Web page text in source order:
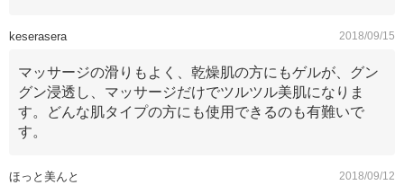
keserasera 2018/09/15
マッサージの滑りもよく、乾燥肌の方にもゲルが、グン
グン浸透し、マッサージだけでツルツル美肌になりま
す。どんな肌タイプの方にも使用できるのも有難いで
す。
ほっと美んと 2018/09/12